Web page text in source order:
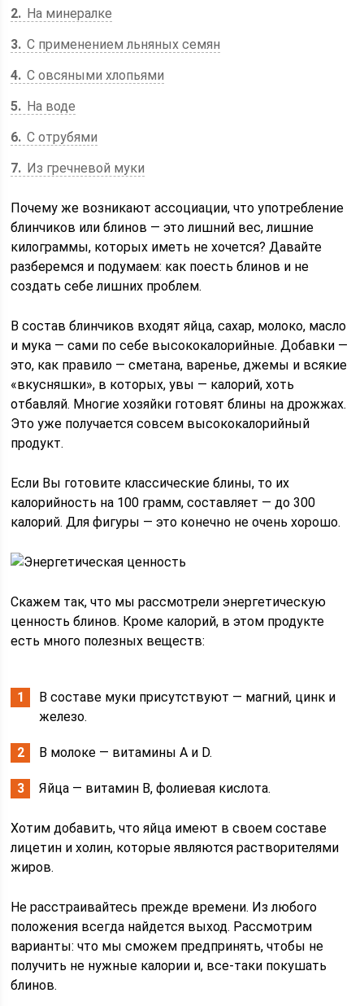
2
На минералке
3 C применением льняных семян
4 С овсяными хлопьями
5
На воде
6 С отрубями
7
Из гречневой муки
Почему же возникают ассоциации, что употребление
блинчиков или блинов — это лишний вес, лишние
килограммы, которых иметь не хочется? Давайте
разберемся и подумаем: как поесть блинов и не
создать себе лишних проблем.
В состав блинчиков входят яйца, сахар, молоко, масло
и мука — сами по себе высококалорийные. Добавки —
это, как правило — сметана, варенье, джемы и всякие
«вкусняшки», в которых, увы — калорий, хоть
отбавляй. Многие хозяйки готовят блины на дрожжах.
Это уже получается совсем высококалорийный
продукт.
Если Вы готовите классические блины, то их
калорийность на 100 грамм, составляет — до 300
калорий. Для фигуры — это конечно не очень хорошо.
Скажем так, что мы рассмотрели энергетическую
ценность блинов. Кроме калорий, в этом продукте
есть много полезных веществ:
В составе муки присутствуют — магний, цинк и
железо.
В молоке — витамины А и D.
Яйца — витамин В, фолиевая кислота.
Хотим добавить, что яйца имеют в своем составе
лицетин и холин, которые являются растворителями
жиров.
Не расстраивайтесь прежде времени. Из любого
положения всегда найдется выход. Рассмотрим
варианты: что мы сможем предпринять, чтобы не
получить не нужные калории и, все-таки покушать
блинов.